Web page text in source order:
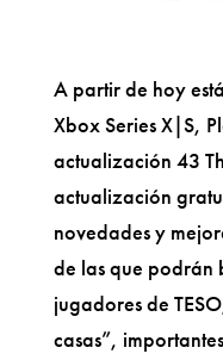
A partir de hoy
Xbox Series X|S,
actualización 43
actualización
novedades y
de las que podrán
jugadores de
casas”,